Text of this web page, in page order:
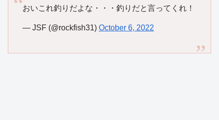
おいこれ釣りだよな・・・釣りだと言ってくれ！
— JSF (@rockfish31) October 6, 2022